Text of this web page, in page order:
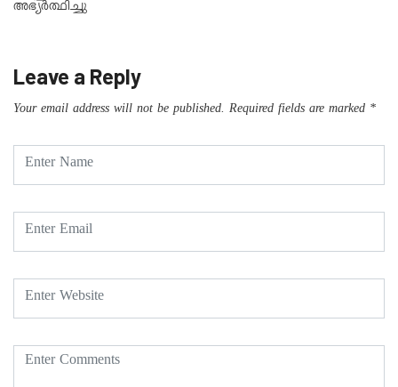
അഭ്യർത്ഥിച്ചു
Leave a Reply
Your email address will not be published. Required fields are marked *